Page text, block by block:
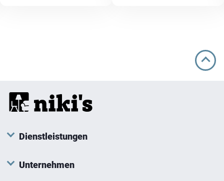
Dienstleistungen
Unternehmen